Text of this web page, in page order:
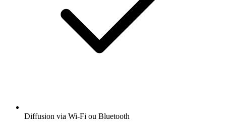
Diffusion via Wi-Fi ou Bluetooth